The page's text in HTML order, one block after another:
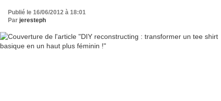
Publié le 16/06/2012 à 18:01
Par jeresteph